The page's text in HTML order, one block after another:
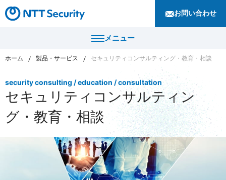
お問い合わせ
メニュー
製品・サービス
カテゴリから探す
セキュリティコンサルティング・教育・相談
セキュリティ管理
セキュリティ診断・評価・調査
導入事例
セキュリティナレッジ
ホーム 製品・サービス セキュリティコンサルティング・教育・相談
security consulting / education / consultation
セキュリティコンサルティン
グ・教育・相談